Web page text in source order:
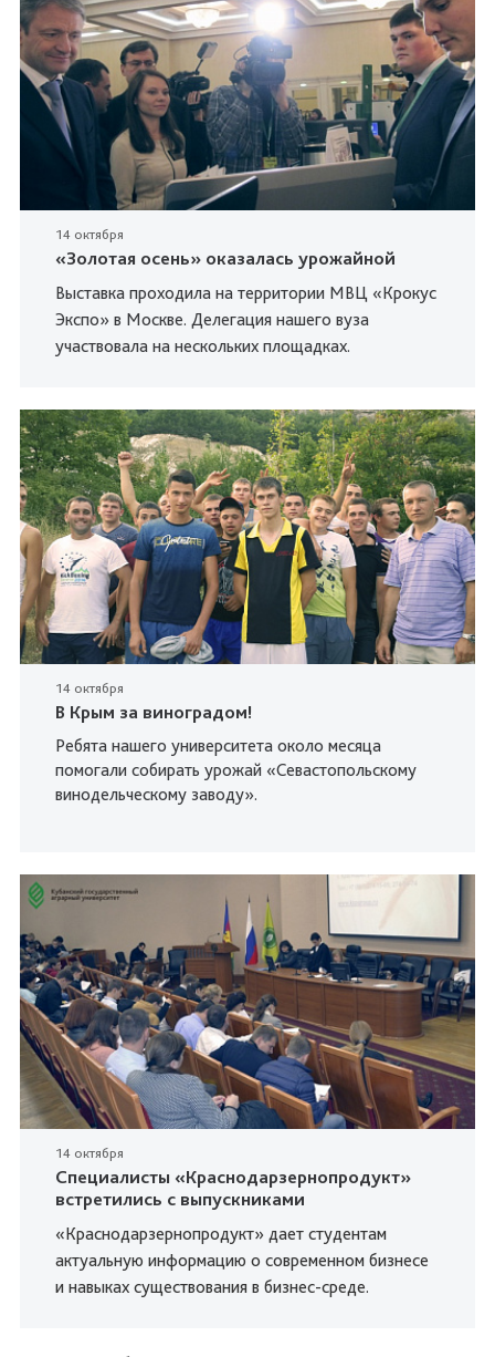
14 октября
«Золотая осень» оказалась урожайной
Выставка проходила на территории МВЦ «Крокус
Экспо» в Москве. Делегация нашего вуза
участвовала на нескольких площадках.
14 октября
В Крым за виноградом!
Ребята нашего университета около месяца
помогали собирать урожай «Севастопольскому
винодельческому заводу».
14 октября
Специалисты «Краснодарзернопродукт»
встретились с выпускниками
«Краснодарзернопродукт» дает студентам
актуальную информацию о современном бизнесе
и навыках существования в бизнес-среде.